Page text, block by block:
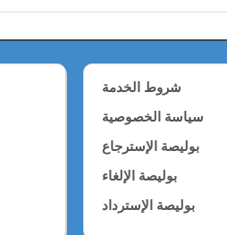
شروط الخدمة
سياسة الخصوصية
بوليصة الإسترجاع
بوليصة الإلغاء
بوليصة الإسترداد